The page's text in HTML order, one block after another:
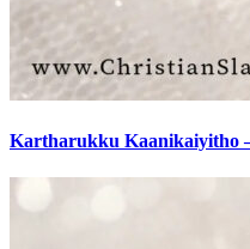
Kartharukku